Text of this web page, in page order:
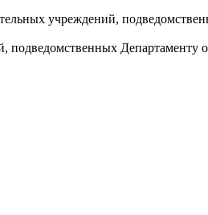
учреждений,
Департаменту